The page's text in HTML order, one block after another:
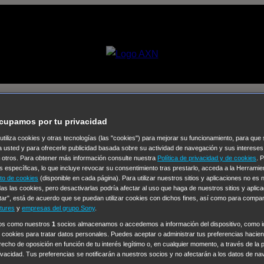
Selecciona un
Colección de Videos
Operación: Huracán House of Cards Despedida Salvaje
Cinco en familia Hudson & Rex Diez libras y un sueño Mr
y Lola High Country Los casos de Susan Ryeland: Moonflower
Libre de Culpa Morbius NCIS: Nueva Orleans Pandora En
Chicago Fire Monarch Circuito cerrado Alert: Unidad de
por tu privacidad
cookies y otras tecnologías (las "cookies") para mejorar su funcionamiento, para que
usted y para ofrecerle publicidad basada sobre su actividad de navegación y sus
otros. Para obtener más información consulte nuestra Política de privacidad y de cookies .
específicas, lo que incluye revocar su consentimiento tras prestarlo, acceda a la
de cookies (disponible en cada página). Para utilizar nuestros sitios y aplicaciones no es
las cookies, pero desactivarlas podría afectar al uso que haga de nuestros sitios y
está de acuerdo que se puedan utilizar cookies con dichos fines, así como para
y empresas del grupo Sony.
como nuestros 1 socios almacenamos o accedemos a información del dispositivo, como
para tratar datos personales. Puedes aceptar o administrar tus preferencias
de oposición en función de tu interés legítimo o, en cualquier momento, a través de la
Tus preferencias se notificarán a nuestros socios y no afectarán a los datos de